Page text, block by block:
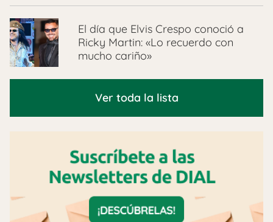
El día que Elvis Crespo conoció a
Ricky Martin: «Lo recuerdo con
mucho cariño»
Ver toda la lista